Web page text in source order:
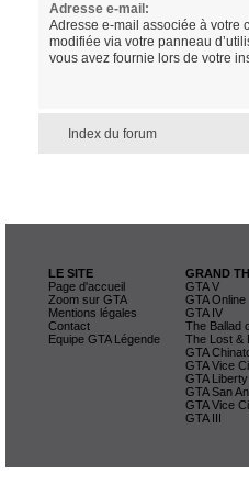
Adresse e-mail:
Adresse e-mail associée à votre
modifiée via votre panneau
vous avez fournie lors de votre
Index du forum
LE SITE
Page d'accueil
Zoom sur GTA
Mentions légales
Contact
Equipe GTA Légende
GRAND
GTA V
GTA Online
GTA IV
The Ballad
The Lost &
GTA
GTA Vice
GTA
GTA San
GTA Vice
GTA III